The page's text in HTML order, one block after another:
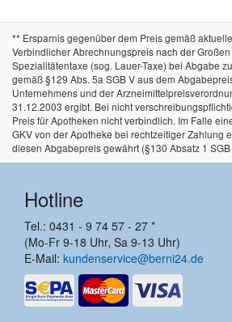
** Ersparnis gegenüber dem Preis gemäß
Verbindlicher Abrechnungspreis nach der
Spezialitätentaxe (sog. Lauer-Taxe) bei Abgabe
gemäß §129 Abs. 5a SGB V aus dem
Unternehmens und der
31.12.2003 ergibt. Bei nicht
Preis für Apotheken nicht verbindlich. Im Falle
GKV von der Apotheke bei rechtzeitiger Zahlung
diesen Abgabepreis gewährt (§130 Absatz 1 SGB
Hotline
Tel.: 0431 - 9 74 57 - 27 *
(Mo-Fr 9-18 Uhr, Sa 9-13 Uhr)
E-Mail: kundenservice@berni24.de